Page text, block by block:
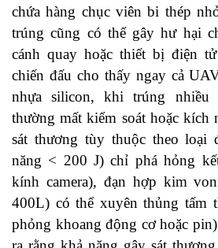
chứa hàng chục viên bi thép
trúng cũng có thể gây hư hại
cánh quay hoặc thiết bị điện
chiến đấu cho thấy ngay cả
nhựa silicon, khi trúng
thường mất kiểm soát hoặc kích
sát thương tùy thuộc theo loại
năng < 200 J) chỉ phá hỏng
kính camera), đạn hợp kim
400L) có thể xuyên thủng tấm
phỏng khoang động cơ hoặc